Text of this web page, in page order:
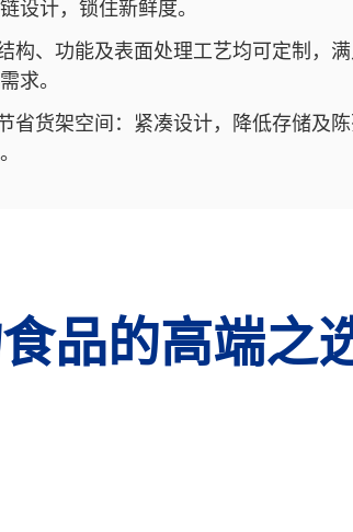
设计，锁住新鲜度。
构、功能及表面处理工艺均可定制，
求。
省货架空间：紧凑设计，降低存储及
品的高端之